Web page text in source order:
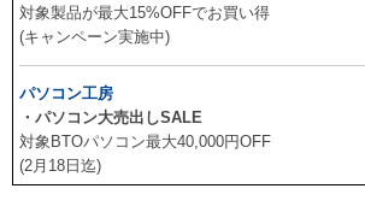
対象製品が最大15%OFFでお買い得
(キャンペーン実施中)
パソコン工房
・パソコン大売出しSALE
対象BTOパソコン最大40,000円OFF
(2月18日迄)